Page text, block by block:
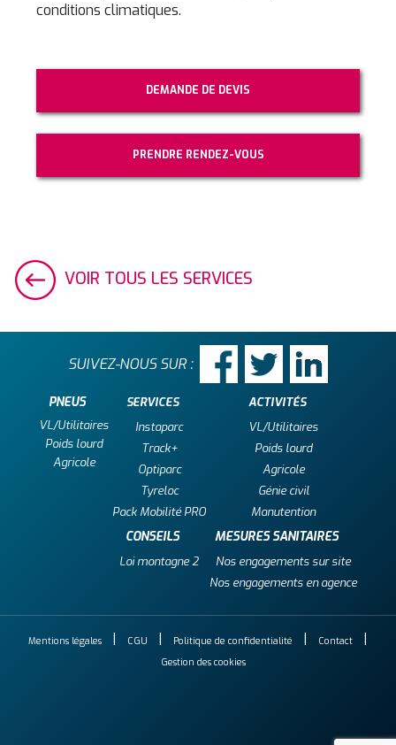
VOIR TOUS LES SERVICES
conditions climatiques.
DEMANDE DE DEVIS
PRENDRE RENDEZ-VOUS
PNEUS
VL/Utilitaires
Poids lourd
Agricole
SERVICES
Instaparc
Track+
Optiparc
Tyreloc
Pack Mobilité PRO
CONSEILS
Loi montagne 2
ACTIVITÉS
VL/Utilitaires
Poids lourd
Agricole
Génie civil
Manutention
MESURES SANITAIRES
Nos engagements sur site
Nos engagements en agence
SUIVEZ-NOUS SUR :
Mentions légales CGU Politique de confidentialité
Contact
Gestion des cookies